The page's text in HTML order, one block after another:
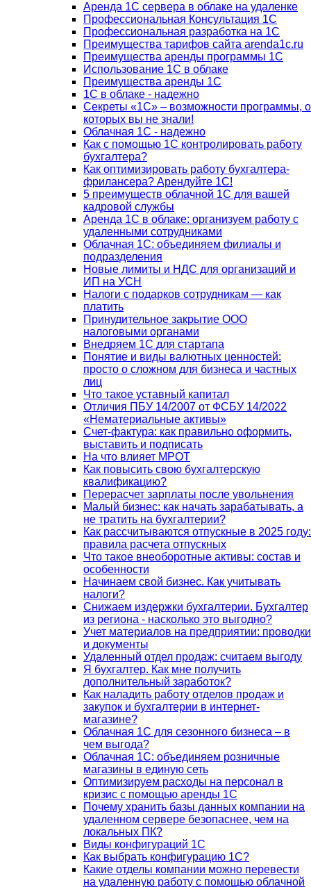
Аренда 1С сервера в облаке на удаленке
Профессиональная Консультация 1С
Профессиональная разработка на 1С
Преимущества тарифов сайта arenda1c.ru
Преимущества аренды программы 1С
Использование 1С в облаке
Преимущества аренды 1С
1С в облаке - надежно
Секреты «1С» – возможности программы, о
которых вы не знали!
Облачная 1С - надежно
Как с помощью 1С контролировать работу
бухгалтера?
Как оптимизировать работу бухгалтера-
фрилансера? Арендуйте 1С!
5 преимуществ облачной 1С для вашей
кадровой службы
Аренда 1С в облаке: организуем работу с
удаленными сотрудниками
Облачная 1С: объединяем филиалы и
подразделения
Новые лимиты и НДС для организаций и
ИП на УСН
Налоги с подарков сотрудникам — как
платить
Принудительное закрытие ООО
налоговыми органами
Внедряем 1С для стартапа
Понятие и виды валютных ценностей:
просто о сложном для бизнеса и частных
лиц
Что такое уставный капитал
Отличия ПБУ 14/2007 от ФСБУ 14/2022
«Нематериальные активы»
Счет-фактура: как правильно оформить,
выставить и подписать
На что влияет МРОТ
Как повысить свою бухгалтерскую
квалификацию?
Перерасчет зарплаты после увольнения
Малый бизнес: как начать зарабатывать, а
не тратить на бухгалтерии?
Как рассчитываются отпускные в 2025 году:
правила расчета отпускных
Что такое внеоборотные активы: состав и
особенности
Начинаем свой бизнес. Как учитывать
налоги?
Снижаем издержки бухгалтерии. Бухгалтер
из региона - насколько это выгодно?
Учет материалов на предприятии: проводки
и документы
Удаленный отдел продаж: считаем выгоду
Я бухгалтер. Как мне получить
дополнительный заработок?
Как наладить работу отделов продаж и
закупок и бухгалтерии в интернет-
магазине?
Облачная 1С для сезонного бизнеса – в
чем выгода?
Облачная 1С: объединяем розничные
магазины в единую сеть
Оптимизируем расходы на персонал в
кризис с помощью аренды 1С
Почему хранить базы данных компании на
удаленном сервере безопаснее, чем на
локальных ПК?
Виды конфигураций 1С
Как выбрать конфигурацию 1С?
Какие отделы компании можно перевести
на удаленную работу с помощью облачной